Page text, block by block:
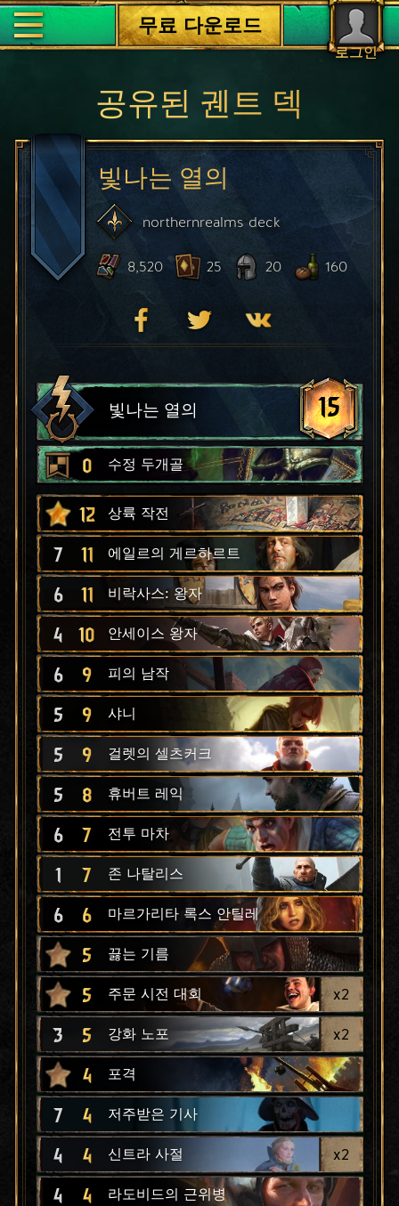
로그인
무료 다운로드
공유된 궨트 덱
빛나는 열의
northernrealmsdeck
8,520 25 20 160
빛나는 열의 15
0 수정 두개골
12 상륙 작전
7 11 에일르의 게르하르트
6 11 비락사스: 왕자
4 10 안세이스 왕자
6 9 피의 남작
5 9 샤니
5 9 걸렛의 셀츠커크
5 8 휴버트 레익
6 7 전투 마차
1 7 존 나탈리스
6 6 마르가리타 록스 안틸레
5 끓는 기름
5 주문 시전 대회 x2
3 5 강화 노포 x2
4 포격
7 4 저주받은 기사
4 4 신트라 사절 x2
4 4 라도비드의 근위병